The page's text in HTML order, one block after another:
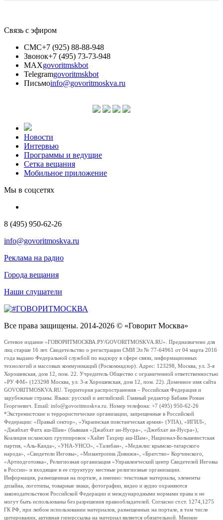
Связь с эфиром
СМС+7 (925) 88-88-948
Звонок+7 (495) 73-73-948
MAXgovoritmskbot
Telegramgovoritmskbot
Письмоinfo@govoritmoskva.ru
Новости
Интервью
Программы и ведущие
Сетка вещания
Мобильное приложение
Мы в соцсетях
8 (495) 950-62-26
info@govoritmoskva.ru
Реклама на радио
Города вещания
Наши слушатели
Все права защищены. 2014-2026 © «Говорит Москва»
Сетевое издание «ГОВОРИТМОСКВА.РУ/GOVORITMOSKVA.RU». Предназначено для
лиц старше 16 лет. Свидетельство о регистрации СМИ Эл № 77-64961 от 04 марта 2016
года выдано Федеральной службой по надзору в сфере связи, информационных
технологий и массовых коммуникаций (Роскомнадзор). Адрес: 123298, Москва, ул. 3-я
Хорошевская, дом 12, пом. 22. Учредитель Общество с ограниченной ответственностью
«РУ ФМ» (123298 Москва, ул. 3-я Хорошевская, дом 12, пом. 22). Доменное имя сайта
GOVORITMOSKVA.RU. Территория распространения – Российская Федерация и
зарубежные страны. Языки: русский и английский. Главный редактор Бабаян Роман
Георгиевич. Email: info@govoritmoskva.ru. Номер телефона: +7 (495) 950-62-26
*Экстремистские и террористические организации, запрещенные в Российской
Федерации: «Правый сектор», «Украинская повстанческая армия» (УПА), «ИГИЛ»,
«Джабхат Фатх аш-Шам» (бывшая «Джабхат ан-Нусра», «Джебхат ан-Нусра»),
Коалиция исламских группировок «Хайят Тахрир аш-Шам», Национал-Большевистская
партия, «Аль-Каида», «УНА-УНСО», «Талибан», «Меджлис крымско-татарского
народа», «Свидетели Иеговы», «Мизантропик Дивижн», «Братство» Корчинского,
«Артподготовка», Религиозная организация «Управленческий центр Свидетелей Иеговы
в России» и входящие в ее структуру местные религиозные организации.
Информация, размещенная на портале, а именно: текстовые материалы, элементы
дизайна, логотипы, товарные знаки, фотографии, видео и аудио охраняются
законодательством Российской Федерации и международными нормами права и не
могут быть использованы без разрешения правообладателей. Согласно ст.ст. 1274,1275
ГК РФ, при любом использовании материалов, размещенных на портале, в том числе
цитировании, активная гиперссылка на материал является обязательной. Мнение